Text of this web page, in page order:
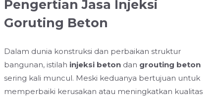
Pengertian Jasa Injeksi
Goruting Beton
Dalam dunia konstruksi dan perbaikan struktur
bangunan, istilah injeksi beton dan grouting beton
sering kali muncul. Meski keduanya bertujuan untuk
memperbaiki kerusakan atau meningkatkan kualitas